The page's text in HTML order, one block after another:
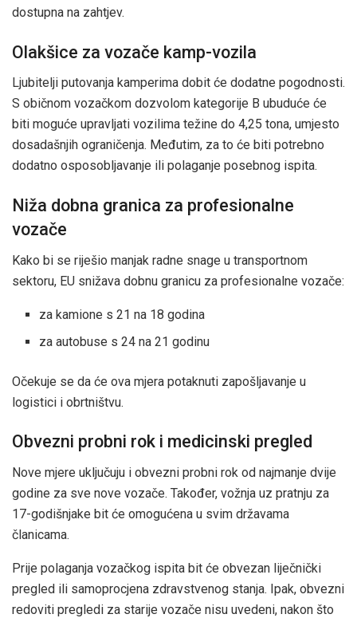
dostupna na zahtjev.
Olakšice za vozače kamp-vozila
Ljubitelji putovanja kamperima dobit će dodatne pogodnosti.
S običnom vozačkom dozvolom kategorije B ubuduće će
biti moguće upravljati vozilima težine do 4,25 tona, umjesto
dosadašnjih ograničenja. Međutim, za to će biti potrebno
dodatno osposobljavanje ili polaganje posebnog ispita.
Niža dobna granica za profesionalne
vozače
Kako bi se riješio manjak radne snage u transportnom
sektoru, EU snižava dobnu granicu za profesionalne vozače:
za kamione s 21 na 18 godina
za autobuse s 24 na 21 godinu
Očekuje se da će ova mjera potaknuti zapošljavanje u
logistici i obrtništvu.
Obvezni probni rok i medicinski pregled
Nove mjere uključuju i obvezni probni rok od najmanje dvije
godine za sve nove vozače. Također, vožnja uz pratnju za
17-godišnjake bit će omogućena u svim državama
članicama.
Prije polaganja vozačkog ispita bit će obvezan liječnički
pregled ili samoprocjena zdravstvenog stanja. Ipak, obvezni
redoviti pregledi za starije vozače nisu uvedeni, nakon što